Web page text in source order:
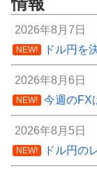
2026年8月7日
NEW! ドル円を
2026年8月6日
NEW! 今週のFX
2026年8月5日
NEW! ドル円の